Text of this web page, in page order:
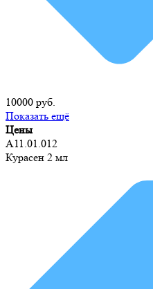
10000 руб.
Показать ещё
Цены
А11.01.012
Курасен 2 мл